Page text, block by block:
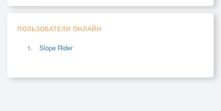
ПОЛЬЗОВАТЕЛИ ОНЛАЙН
Slope Rider